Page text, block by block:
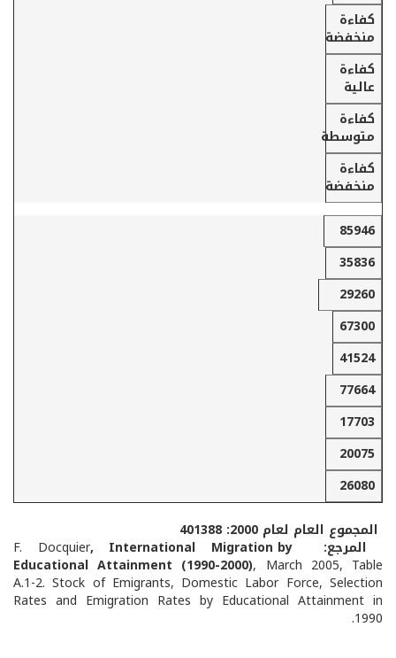
كفاءة
منخفضة
كفاءة
عالية
كفاءة
متوسطة
كفاءة
منخفضة
85946
35836
29260
67300
41524
77664
17703
20075
26080
المجموع العام لعام 2000: 401388
المرجع: F. Docquier, International Migration by
Educational Attainment (1990-2000), March 2005, Table
A.1-2. Stock of Emigrants, Domestic Labor Force, Selection
Rates and Emigration Rates by Educational Attainment in
1990.